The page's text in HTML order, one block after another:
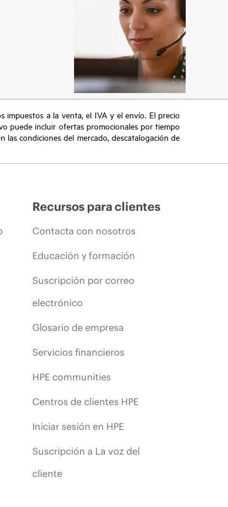
a la venta, el IVA y el envío. El precio
puede incluir ofertas promocionales por tiempo
condiciones del mercado, descatalogación de
Recursos para clientes
Contacta con nosotros
Educación y formación
Suscripción por correo
electrónico
Glosario de empresa
Servicios financieros
HPE communities
Centros de clientes HPE
Iniciar sesión en HPE
Suscripción a La voz del
cliente